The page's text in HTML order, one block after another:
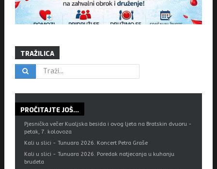
TRAŽILICA
PROČITAJTE JOŠ...
Pjesnička večer Kualjska besida i ovog ljeta na Bratskin dvuoru -
petak, 7. kolovoza
Kali u slici - Tunuara 2026. Koncert Petra Graše
Kali u slici - Tunuara 2026. Poredak natjecanja u kuhanju
brudeta